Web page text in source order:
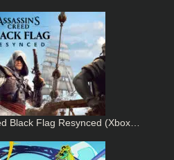
Black Flag Resynced (Xbox…